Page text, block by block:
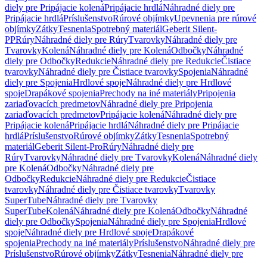
diely pre Pripájacie kolenáPripájacie hrdláNáhradné diely pre
Pripájacie hrdláPríslušenstvoRúrové objímkyUpevnenia pre rúrové
objímkyZátkyTesneniaSpotrebný materiálGeberit Silent-
PPRúryNáhradné diely pre RúryTvarovkyNáhradné diely pre
TvarovkyKolenáNáhradné diely pre KolenáOdbočkyNáhradné
diely pre OdbočkyRedukcieNáhradné diely pre RedukcieČistiace
tvarovkyNáhradné diely pre Čistiace tvarovkySpojeniaNáhradné
diely pre SpojeniaHrdlové spojeNáhradné diely pre Hrdlové
spojeDrapákové spojeniaPrechody na iné materiályPripojenia
zariaďovacích predmetovNáhradné diely pre Pripojenia
zariaďovacích predmetovPripájacie kolenáNáhradné diely pre
Pripájacie kolenáPripájacie hrdláNáhradné diely pre Pripájacie
hrdláPríslušenstvoRúrové objímkyZátkyTesneniaSpotrebný
materiálGeberit Silent-ProRúryNáhradné diely pre
RúryTvarovkyNáhradné diely pre TvarovkyKolenáNáhradné diely
pre KolenáOdbočkyNáhradné diely pre
OdbočkyRedukcieNáhradné diely pre RedukcieČistiace
tvarovkyNáhradné diely pre Čistiace tvarovkyTvarovky
SuperTubeNáhradné diely pre Tvarovky
SuperTubeKolenáNáhradné diely pre KolenáOdbočkyNáhradné
diely pre OdbočkySpojeniaNáhradné diely pre SpojeniaHrdlové
spojeNáhradné diely pre Hrdlové spojeDrapákové
spojeniaPrechody na iné materiályPríslušenstvoNáhradné diely pre
PríslušenstvoRúrové objímkyZátkyTesneniaNáhradné diely pre